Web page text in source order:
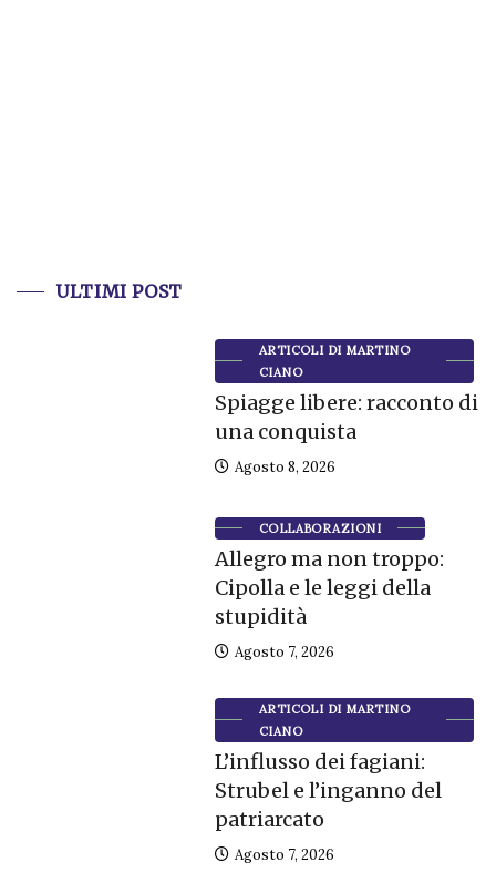
ULTIMI POST
ARTICOLI DI MARTINO
CIANO
Spiagge libere: racconto di
una conquista
Agosto 8, 2026
COLLABORAZIONI
Allegro ma non troppo:
Cipolla e le leggi della
stupidità
Agosto 7, 2026
ARTICOLI DI MARTINO
CIANO
L’influsso dei fagiani:
Strubel e l’inganno del
patriarcato
Agosto 7, 2026